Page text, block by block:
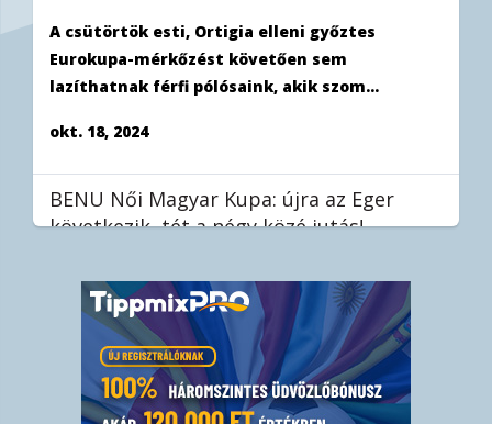
A csütörtök esti, Ortigia elleni győztes
Eurokupa-mérkőzést követően sem
lazíthatnak férfi pólósaink, akik szom...
okt. 18, 2024
BENU Női Magyar Kupa: újra az Eger
következik, tét a négy közé jutás!
bajnoki után hétvégén újra összecsapnak a
hevesiekkel, ezúttal azonban...
okt. 18, 2024